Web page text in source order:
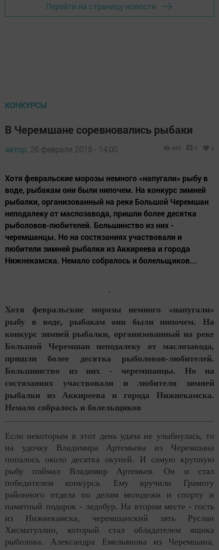
Перейти на страницу новости
КОНКУРСЫ
В Черемшане соревновались рыбаки
автор, 26 февраля 2018 - 14:00 863 0 0
Хотя февральские морозы немного «напугали» рыбу в
воде, рыбакам они были нипочем. На конкурс зимней
рыбалки, организованный на реке Большой Черемшан
неподалеку от маслозавода, пришли более десятка
рыболовов-любителей. Большинство из них -
черемшанцы. Но на состязаниях участвовали и
любители зимней рыбалки из Аккиреева и города
Нижнекамска. Немало собралось и болельщиков...
Хотя февральские морозы немного «напугали»
рыбу в воде, рыбакам они были нипочем. На
конкурс зимней рыбалки, организованный на реке
Большой Черемшан неподалеку от маслозавода,
пришли более десятка рыболовов-любителей.
Большинство из них - черемшанцы. Но на
состязаниях участвовали и любители зимней
рыбалки из Аккиреева и города Нижнекамска.
Немало собралось и болельщиков
Если некоторым в этот день удача не улыбнулась, то
на удочку Владимира Артемьева из Черемшана
попалось около десятка окуней. И самую крупную
рыбу поймал Владимир Артемьев. Он и стал
победителем конкурса. Ему вручили Грамоту
районного отдела по делам молодежи и спорту и
памятный подарок - ледобур. На втором месте - гость
из Нижнекамска, черемшанский зять Руслан
Хисматуллин, который стал обладателем ящика
рыболова. Александра Емельянова из Черемшана,